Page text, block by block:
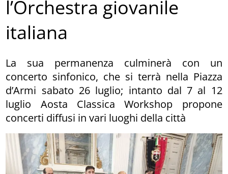
l’Orchestra giovanile
italiana
La sua permanenza culminerà con un
concerto sinfonico, che si terrà nella Piazza
d’Armi sabato 26 luglio; intanto dal 7 al 12
luglio Aosta Classica Workshop propone
concerti diffusi in vari luoghi della città